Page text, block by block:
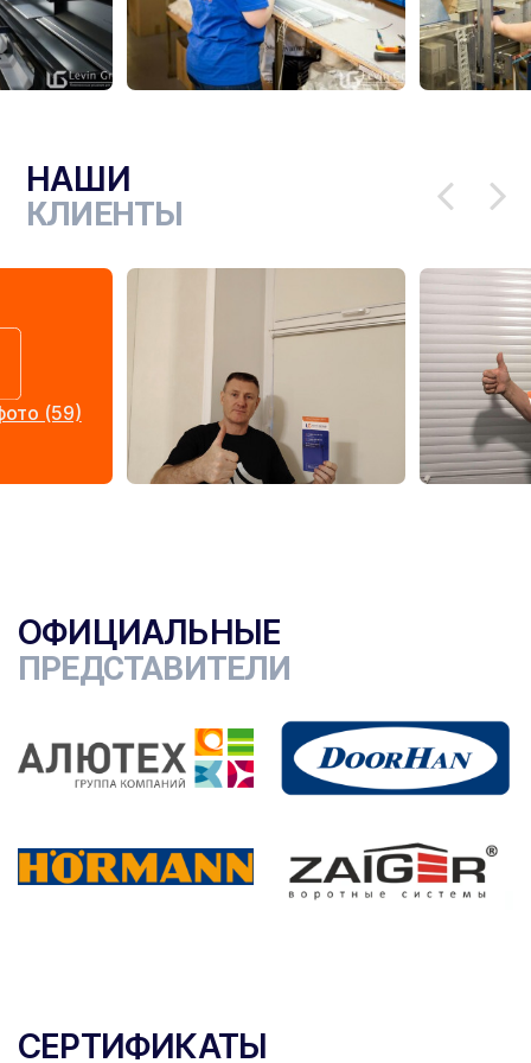
НАШИ
КЛИЕНТЫ
(59)
ОФИЦИАЛЬНЫЕ
ПРЕДСТАВИТЕЛИ
СЕРТИФИКАТЫ